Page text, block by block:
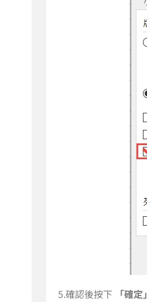
5.確認後按下 「確定」